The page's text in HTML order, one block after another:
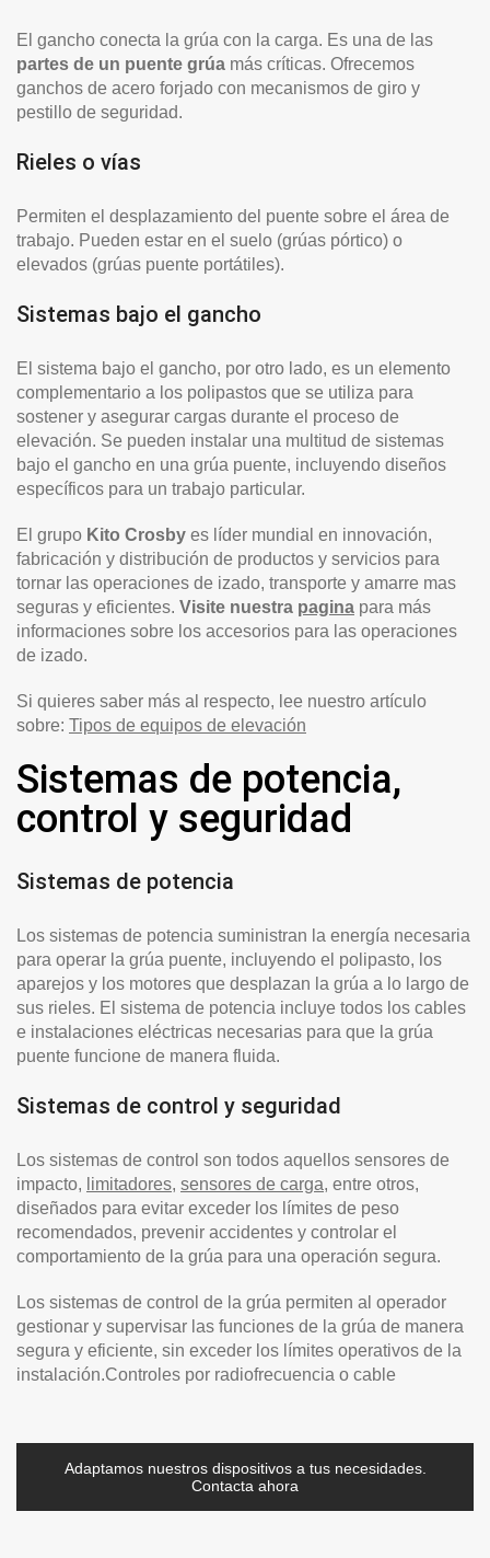
El gancho conecta la grúa con la carga. Es una de las
partes de un puente grúa más críticas. Ofrecemos
ganchos de acero forjado con mecanismos de giro y
pestillo de seguridad.
Rieles o vías
Permiten el desplazamiento del puente sobre el área de
trabajo. Pueden estar en el suelo (grúas pórtico) o
elevados (grúas puente portátiles).
Sistemas bajo el gancho
El sistema bajo el gancho, por otro lado, es un elemento
complementario a los polipastos que se utiliza para
sostener y asegurar cargas durante el proceso de
elevación. Se pueden instalar una multitud de sistemas
bajo el gancho en una grúa puente, incluyendo diseños
específicos para un trabajo particular.
El grupo Kito Crosby es líder mundial en innovación,
fabricación y distribución de productos y servicios para
tornar las operaciones de izado, transporte y amarre mas
seguras y eficientes. Visite nuestra pagina para más
informaciones sobre los accesorios para las operaciones
de izado.
Si quieres saber más al respecto, lee nuestro artículo
sobre: Tipos de equipos de elevación
Sistemas de potencia,
control y seguridad
Sistemas de potencia
Los sistemas de potencia suministran la energía necesaria
para operar la grúa puente, incluyendo el polipasto, los
aparejos y los motores que desplazan la grúa a lo largo de
sus rieles. El sistema de potencia incluye todos los cables
e instalaciones eléctricas necesarias para que la grúa
puente funcione de manera fluida.
Sistemas de control y seguridad
Los sistemas de control son todos aquellos sensores de
impacto, limitadores, sensores de carga, entre otros,
diseñados para evitar exceder los límites de peso
recomendados, prevenir accidentes y controlar el
comportamiento de la grúa para una operación segura.
Los sistemas de control de la grúa permiten al operador
gestionar y supervisar las funciones de la grúa de manera
segura y eficiente, sin exceder los límites operativos de la
instalación.Controles por radiofrecuencia o cable
Adaptamos nuestros dispositivos a tus necesidades.
Contacta ahora